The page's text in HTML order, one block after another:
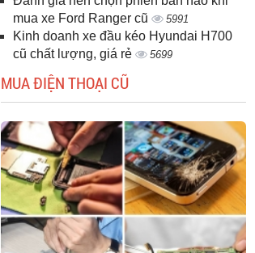
mua xe Ford Ranger cũ
5991
Kinh doanh xe đầu kéo Hyundai H700
cũ chất lượng, giá rẻ
5699
MUA ĐIỆN THOẠI CŨ